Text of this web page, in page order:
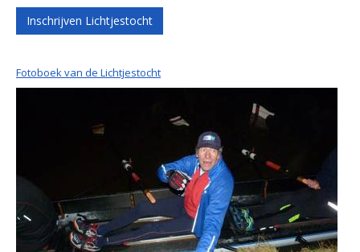
Inschrijven Lichtjestocht
Fotoboek van de Lichtjestocht